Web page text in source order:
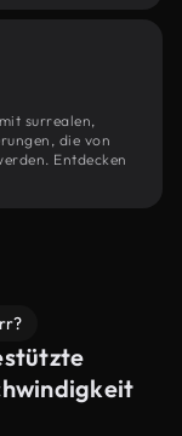
surrealen,
die von
Entdecken